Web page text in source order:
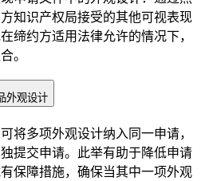
知识产权局接受的其他可视表现
缔约方适用法律允许的情况下，
。
外观设计
将多项外观设计纳入同一申请，
提交申请。此举有助于降低申请
保障措施，确保当其中一项外观